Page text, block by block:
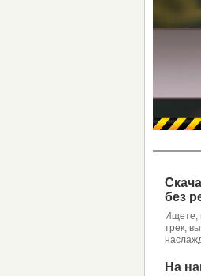
без
Ищете,
трек,
На